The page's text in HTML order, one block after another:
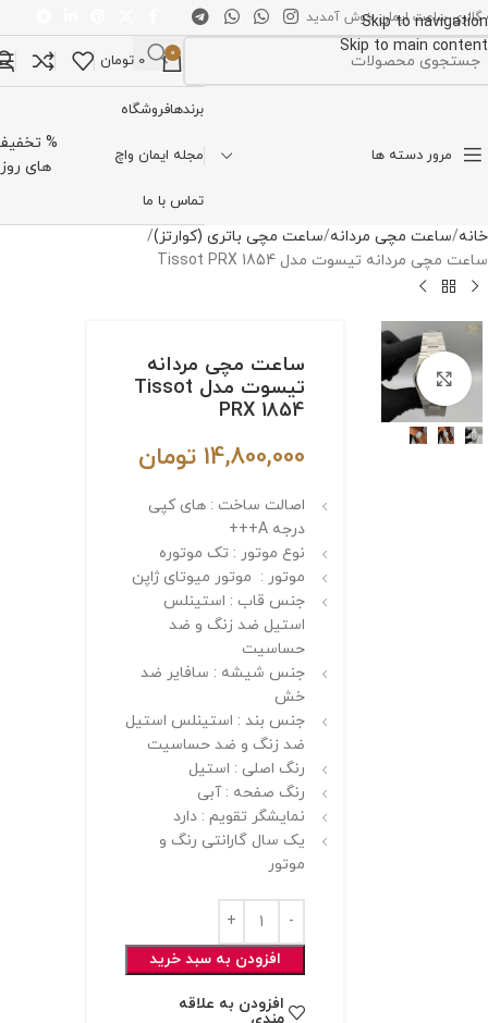
Skip to navigation
Skip to main content
گالری ساعت ایمان خوش آمدید
0
0 تومان
مرور دسته ها
برندهافروشگاه
مجله ایمان واچ
تماس با ما
%
های روز
خانه ساعت مچی مردانه ساعت مچی باتری (کوارتز)
ساعت مچی مردانه تیسوت مدل Tissot PRX 1854
برای بزرگنمایی کلیک کنیدساعت مچی مردانه
تیسوت مدل Tissot
PRX 1854
14,800,000 تومان
اصالت ساخت : های کپی
درجه A+++
نوع موتور : تک موتوره
موتور : موتور میوتای ژاپن
جنس قاب : استینلس
استیل ضد زنگ و ضد
حساسیت
جنس شیشه : سافایر ضد
خش
جنس بند : استینلس استیل
ضد زنگ و ضد حساسیت
رنگ اصلی : استیل
رنگ صفحه : آبی
نمایشگر تقویم : دارد
یک سال گارانتی رنگ و
موتور
افزودن به سبد خرید
افزودن به علاقه